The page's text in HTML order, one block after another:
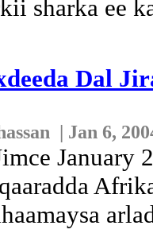
sharka ee
Dal
| Jan 6,
January